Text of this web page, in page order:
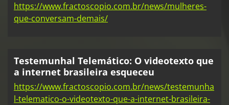
https://www.fractoscopio.com.br/news/mulheres-
que-conversam-demais/
Testemunhal Telemático: O videotexto que
a internet brasileira esqueceu
https://www.fractoscopio.com.br/news/testemunha
l-telematico-o-videotexto-que-a-internet-brasileira-